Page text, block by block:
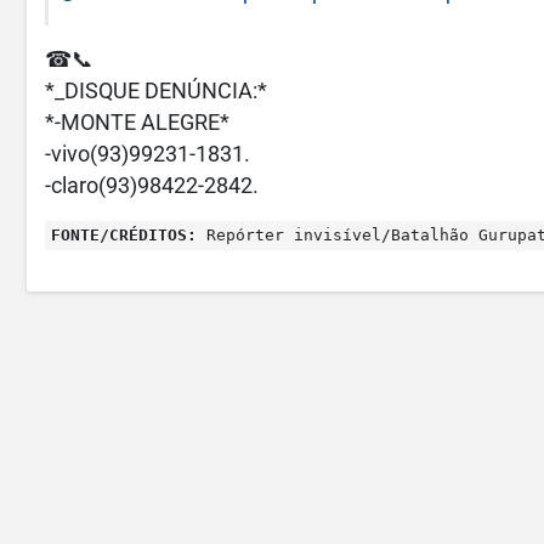
☎📞
*_DISQUE DENÚNCIA:*
*-MONTE ALEGRE*
-vivo(93)99231-1831.
-claro(93)98422-2842.
FONTE/CRÉDITOS: Repórter invisível/Batalhão